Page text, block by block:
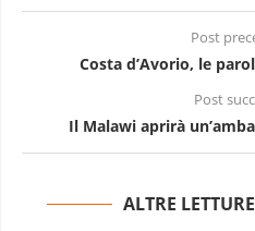
Post
Costa d’Avorio, le
Post
Il Malawi aprirà
ALTRE